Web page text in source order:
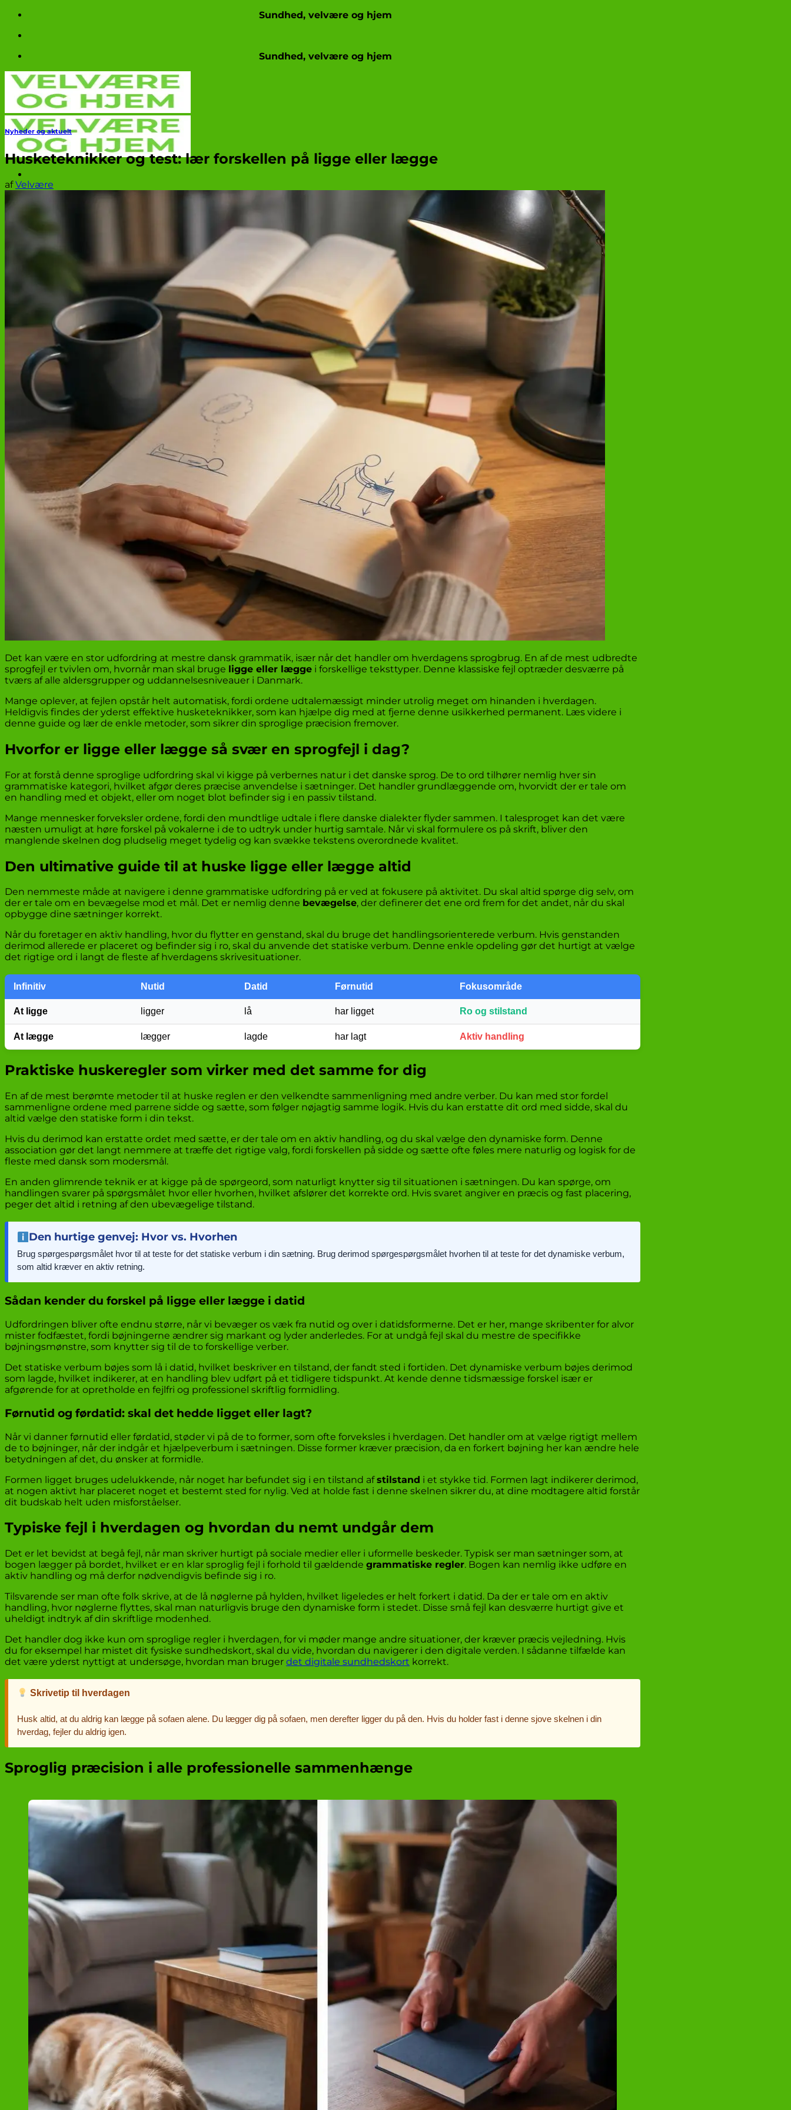
Fortsæt
indhold
Sundhed, velvære og hjem
Sundhed, velvære og hjem
Produkttests
Nyheder og aktuelt
Husketeknikker og test: lær forskellen på ligge eller lægge
afVelvære
Det kan være en stor udfordring at mestre dansk grammatik, især når det handler om hverdagens sprogbrug. En af de mest udbredte
sprogfejl er tvivlen om, hvornår man skal bruge ligge eller lægge i forskellige teksttyper. Denne klassiske fejl optræder desværre på
tværs af alle aldersgrupper og uddannelsesniveauer i Danmark.
Mange oplever, at fejlen opstår helt automatisk, fordi ordene udtalemæssigt minder utrolig meget om hinanden i hverdagen.
Heldigvis findes der yderst effektive husketeknikker, som kan hjælpe dig med at fjerne denne usikkerhed permanent. Læs videre i
denne guide og lær de enkle metoder, som sikrer din sproglige præcision fremover.
Hvorfor er ligge eller lægge så svær en sprogfejl i dag?
For at forstå denne sproglige udfordring skal vi kigge på verbernes natur i det danske sprog. De to ord tilhører nemlig hver sin
grammatiske kategori, hvilket afgør deres præcise anvendelse i sætninger. Det handler grundlæggende om, hvorvidt der er tale om
en handling med et objekt, eller om noget blot befinder sig i en passiv tilstand.
Mange mennesker forveksler ordene, fordi den mundtlige udtale i flere danske dialekter flyder sammen. I talesproget kan det være
næsten umuligt at høre forskel på vokalerne i de to udtryk under hurtig samtale. Når vi skal formulere os på skrift, bliver den
manglende skelnen dog pludselig meget tydelig og kan svække tekstens overordnede kvalitet.
Den ultimative guide til at huske ligge eller lægge altid
Den nemmeste måde at navigere i denne grammatiske udfordring på er ved at fokusere på aktivitet. Du skal altid spørge dig selv, om
der er tale om en bevægelse mod et mål. Det er nemlig denne bevægelse, der definerer det ene ord frem for det andet, når du skal
opbygge dine sætninger korrekt.
Når du foretager en aktiv handling, hvor du flytter en genstand, skal du bruge det handlingsorienterede verbum. Hvis genstanden
derimod allerede er placeret og befinder sig i ro, skal du anvende det statiske verbum. Denne enkle opdeling gør det hurtigt at vælge
det rigtige ord i langt de fleste af hverdagens skrivesituationer.
Infinitiv Nutid Datid Førnutid Fokusområde
At ligge ligger lå har ligget Ro og stilstand
At lægge lægger lagde har lagt Aktiv handling
Praktiske huskeregler som virker med det samme for dig
En af de mest berømte metoder til at huske reglen er den velkendte sammenligning med andre verber. Du kan med stor fordel
sammenligne ordene med parrene sidde og sætte, som følger nøjagtig samme logik. Hvis du kan erstatte dit ord med sidde, skal du
altid vælge den statiske form i din tekst.
Hvis du derimod kan erstatte ordet med sætte, er der tale om en aktiv handling, og du skal vælge den dynamiske form. Denne
association gør det langt nemmere at træffe det rigtige valg, fordi forskellen på sidde og sætte ofte føles mere naturlig og logisk for de
fleste med dansk som modersmål.
En anden glimrende teknik er at kigge på de spørgeord, som naturligt knytter sig til situationen i sætningen. Du kan spørge, om
handlingen svarer på spørgsmålet hvor eller hvorhen, hvilket afslører det korrekte ord. Hvis svaret angiver en præcis og fast placering,
peger det altid i retning af den ubevægelige tilstand.
Den hurtige genvej: Hvor vs. Hvorhen
Brug spørgespørgsmålet hvor til at teste for det statiske verbum i din sætning. Brug derimod spørgespørgsmålet hvorhen til at teste for det dynamiske verbum,
som altid kræver en aktiv retning.
Sådan kender du forskel på ligge eller lægge i datid
Udfordringen bliver ofte endnu større, når vi bevæger os væk fra nutid og over i datidsformerne. Det er her, mange skribenter for alvor
mister fodfæstet, fordi bøjningerne ændrer sig markant og lyder anderledes. For at undgå fejl skal du mestre de specifikke
bøjningsmønstre, som knytter sig til de to forskellige verber.
Det statiske verbum bøjes som lå i datid, hvilket beskriver en tilstand, der fandt sted i fortiden. Det dynamiske verbum bøjes derimod
som lagde, hvilket indikerer, at en handling blev udført på et tidligere tidspunkt. At kende denne tidsmæssige forskel især er
afgørende for at opretholde en fejlfri og professionel skriftlig formidling.
Førnutid og førdatid: skal det hedde ligget eller lagt?
Når vi danner førnutid eller førdatid, støder vi på de to former, som ofte forveksles i hverdagen. Det handler om at vælge rigtigt mellem
de to bøjninger, når der indgår et hjælpeverbum i sætningen. Disse former kræver præcision, da en forkert bøjning her kan ændre hele
betydningen af det, du ønsker at formidle.
Formen ligget bruges udelukkende, når noget har befundet sig i en tilstand afstilstand i et stykke tid. Formen lagt indikerer derimod,
at nogen aktivt har placeret noget et bestemt sted for nylig. Ved at holde fast i denne skelnen sikrer du, at dine modtagere altid forstår
dit budskab helt uden misforståelser.
Typiske fejl i hverdagen og hvordan du nemt undgår dem
Det er let bevidst at begå fejl, når man skriver hurtigt på sociale medier eller i uformelle beskeder. Typisk ser man sætninger som, at
bogen lægger på bordet, hvilket er en klar sproglig fejl i forhold til gældende grammatiske regler. Bogen kan nemlig ikke udføre en
aktiv handling og må derfor nødvendigvis befinde sig i ro.
Tilsvarende ser man ofte folk skrive, at de lå nøglerne på hylden, hvilket ligeledes er helt forkert i datid. Da der er tale om en aktiv
handling, hvor nøglerne flyttes, skal man naturligvis bruge den dynamiske form i stedet. Disse små fejl kan desværre hurtigt give et
uheldigt indtryk af din skriftlige modenhed.
Det handler dog ikke kun om sproglige regler i hverdagen, for vi møder mange andre situationer, der kræver præcis vejledning. Hvis
du for eksempel har mistet dit fysiske sundhedskort, skal du vide, hvordan du navigerer i den digitale verden. I sådanne tilfælde kan
det være yderst nyttigt at undersøge, hvordan man bruger det digitale sundhedskort korrekt.
Skrivetip til hverdagen
Husk altid, at du aldrig kan lægge på sofaen alene. Du lægger dig på sofaen, men derefter ligger du på den. Hvis du holder fast i denne sjove skelnen i din
hverdag, fejler du aldrig igen.
Sproglig præcision i alle professionelle sammenhænge